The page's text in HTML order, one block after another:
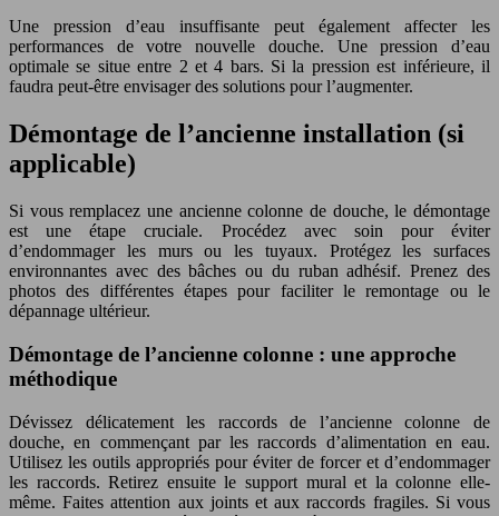
Une pression d’eau insuffisante peut également affecter les
performances de votre nouvelle douche. Une pression d’eau
optimale se situe entre 2 et 4 bars. Si la pression est inférieure, il
faudra peut-être envisager des solutions pour l’augmenter.
Démontage de l’ancienne installation (si
applicable)
Si vous remplacez une ancienne colonne de douche, le démontage
est une étape cruciale. Procédez avec soin pour éviter
d’endommager les murs ou les tuyaux. Protégez les surfaces
environnantes avec des bâches ou du ruban adhésif. Prenez des
photos des différentes étapes pour faciliter le remontage ou le
dépannage ultérieur.
Démontage de l’ancienne colonne : une approche
méthodique
Dévissez délicatement les raccords de l’ancienne colonne de
douche, en commençant par les raccords d’alimentation en eau.
Utilisez les outils appropriés pour éviter de forcer et d’endommager
les raccords. Retirez ensuite le support mural et la colonne elle-
même. Faites attention aux joints et aux raccords fragiles. Si vous